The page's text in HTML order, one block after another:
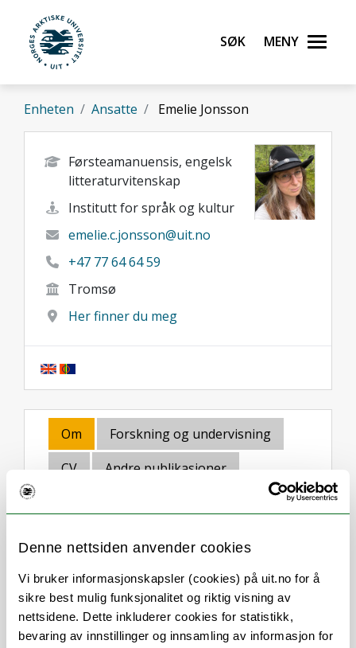
Denne nettsiden anvender cookies
Vi bruker informasjonskapsler (cookies) på uit.no for å
sikre best mulig funksjonalitet og riktig visning av
nettsidene. Dette inkluderer cookies for statistikk,
bevaring av innstillinger og innsamling av informasjon for
Gå til hovedinnhold
UiT Norges arktiske universitet
Søk Meny
Enheten Ansatte Emelie Jonsson
Førsteamanuensis, engelsk
litteraturvitenskap
Institutt for språk og kultur
emelie.c.jonsson@uit.no
+47 77 64 64 59
Tromsø
Her finner du meg
Om
Forskning og undervisning
CV
Andre publikasjoner
Stillingsbeskrivelse
Emelie Jonsson is associate professor of